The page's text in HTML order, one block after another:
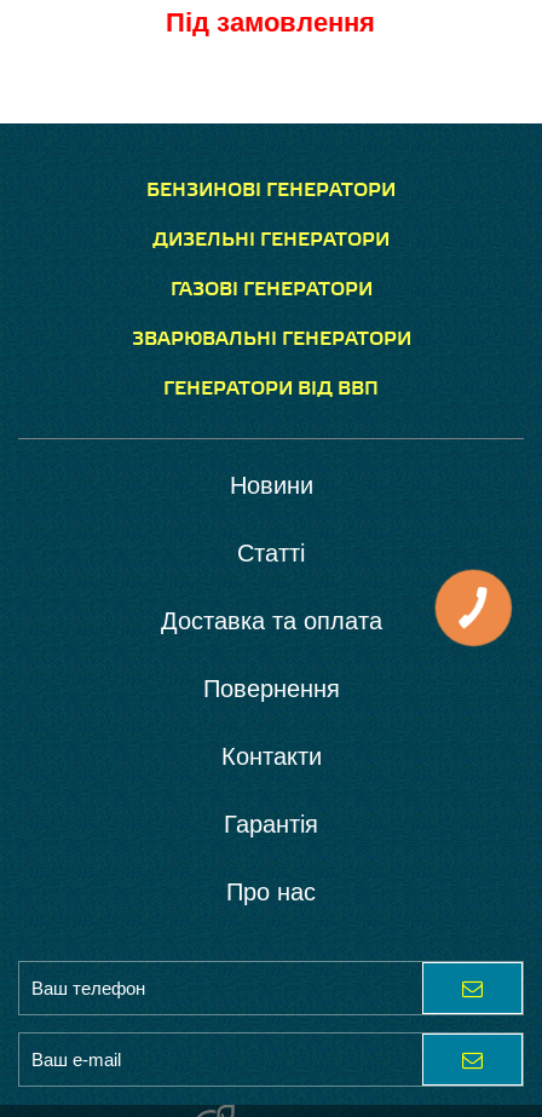
Під замовлення
БЕНЗИНОВІ ГЕНЕРАТОРИ
ДИЗЕЛЬНІ ГЕНЕРАТОРИ
ГАЗОВІ ГЕНЕРАТОРИ
ЗВАРЮВАЛЬНІ ГЕНЕРАТОРИ
ГЕНЕРАТОРИ ВІД ВВП
Новини
Статті
Доставка та оплата
Повернення
Контакти
Гарантія
Про нас